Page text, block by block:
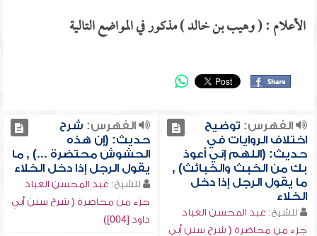
الأعلام : ( وهيب بن خالد ) مذكور في المواضع التالية
الفهرس: توضيح
اختلاف الروايات في
حديث: (اللهم إني أعوذ
بك من الخبث والخبائث) ,
ما يقول الرجل إذا دخل
الخلاء
للشيخ: عبد المحسن العباد
جزء من محاضرة ( شرح سنن أبي
الفهرس: شرح
حديث: (إن هذه
الحشوش محتضرة ...) , ما
يقول الرجل إذا دخل الخلاء
للشيخ: عبد المحسن العباد
جزء من محاضرة ( شرح سنن أبي
داود [004])